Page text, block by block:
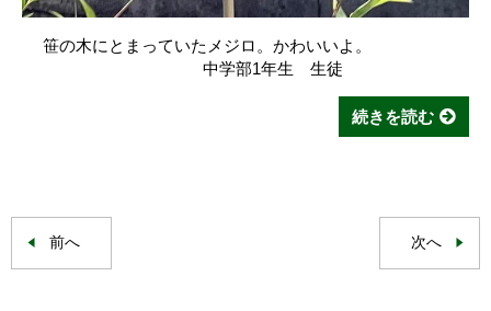
笹の木にとまっていたメジロ。かわいいよ。
中学部1年生 生徒
続きを読む
前へ 次へ